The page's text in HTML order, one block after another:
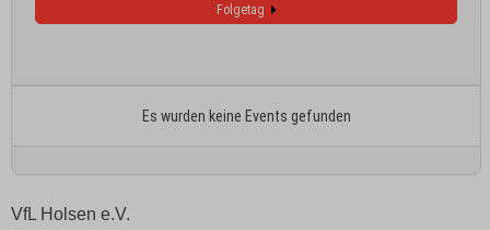
Folgetag
Es wurden keine Events gefunden
VfL Holsen e.V.